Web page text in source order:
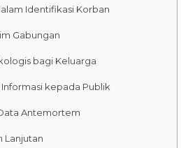
Identifikasi Korban
Gabungan
bagi Keluarga
Informasi kepada Publik
Antemortem
Lanjutan